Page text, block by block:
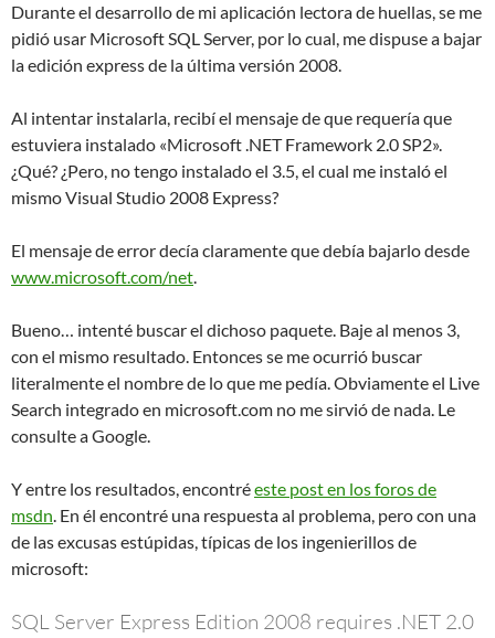
Durante el desarrollo de mi aplicación lectora de huellas, se me
pidió usar Microsoft SQL Server, por lo cual, me dispuse a bajar
la edición express de la última versión 2008.
Al intentar instalarla, recibí el mensaje de que requería que
estuviera instalado «Microsoft .NET Framework 2.0 SP2».
¿Qué? ¿Pero, no tengo instalado el 3.5, el cual me instaló el
mismo Visual Studio 2008 Express?
El mensaje de error decía claramente que debía bajarlo desde
www.microsoft.com/net.
Bueno… intenté buscar el dichoso paquete. Baje al menos 3,
con el mismo resultado. Entonces se me ocurrió buscar
literalmente el nombre de lo que me pedía. Obviamente el Live
Search integrado en microsoft.com no me sirvió de nada. Le
consulte a Google.
Y entre los resultados, encontréeste post en los foros de
msdn. En él encontré una respuesta al problema, pero con una
de las excusas estúpidas, típicas de los ingenierillos de
microsoft:
SQL Server Express Edition 2008 requires .NET 2.0